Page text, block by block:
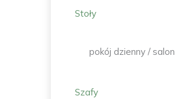
Stoły
pokój dzienny / salon
Szafy